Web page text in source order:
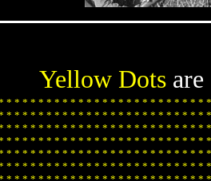
Yellow Dots
* * * * * * * * * * * * * * * * * * * * * * * * *
* * * * * * * * * * * * * * * * * * * * * * * * *
* * * * * * * * * * * * * * * * * * * * * * * * *
* * * * * * * * * * * * * * * * * * * * * * * * *
* * * * * * * * * * * * * * * * * * * * * * * * *
* * * * * * * * * * * * * * * * * * * * * * * * *